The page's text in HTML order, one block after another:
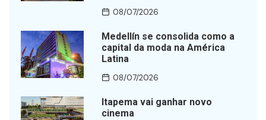
08/07/2026
Medellín se consolida como a
capital da moda na América
Latina
08/07/2026
Itapema vai ganhar novo
cinema